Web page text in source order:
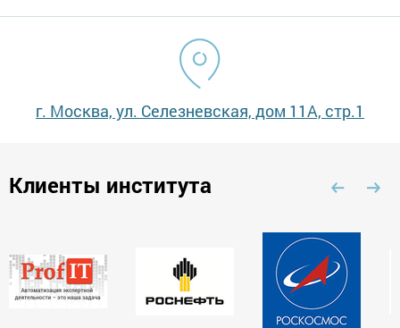
г. Москва, ул. Селезневская, дом 11А, стр.1
Клиенты института